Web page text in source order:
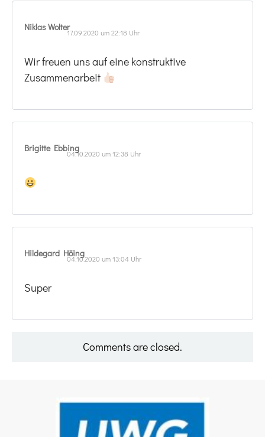
Niklas Wolter17.09.2020 um 22:18 Uhr
Wir freuen uns auf eine konstruktive
Zusammenarbeit
Brigitte Ebbing04.10.2020 um 12:38 Uhr
Hildegard Höing04.10.2020 um 13:04 Uhr
Super
Comments are closed.